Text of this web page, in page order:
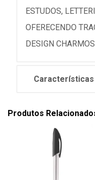
ESTUDOS,
OFERECENDO
DESIGN
Características
Produtos